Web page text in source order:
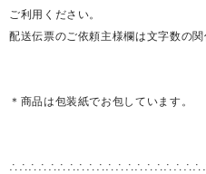
ご利用ください。
配送伝票のご依頼主様欄は文字数の
＊商品は包装紙でお包しています。